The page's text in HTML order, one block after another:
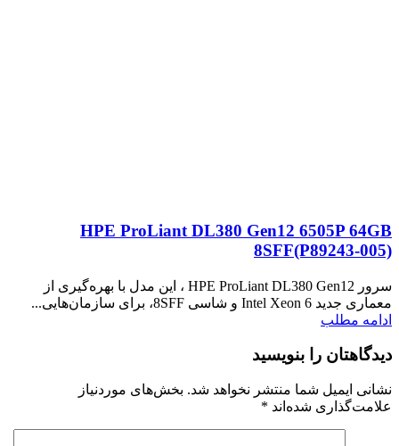
HPE ProLiant DL380 Gen12 6505P 64GB
8SFF(P89243‑005)
سرور HPE ProLiant DL380 Gen12 ، این مدل با بهره‌گیری از
معماری جدید Intel Xeon 6 و شاسی 8SFF، برای سازمان‌هایی...
ادامه مطلب
دیدگاهتان را بنویسید
نشانی ایمیل شما منتشر نخواهد شد. بخش‌های موردنیاز
علامت‌گذاری شده‌اند *